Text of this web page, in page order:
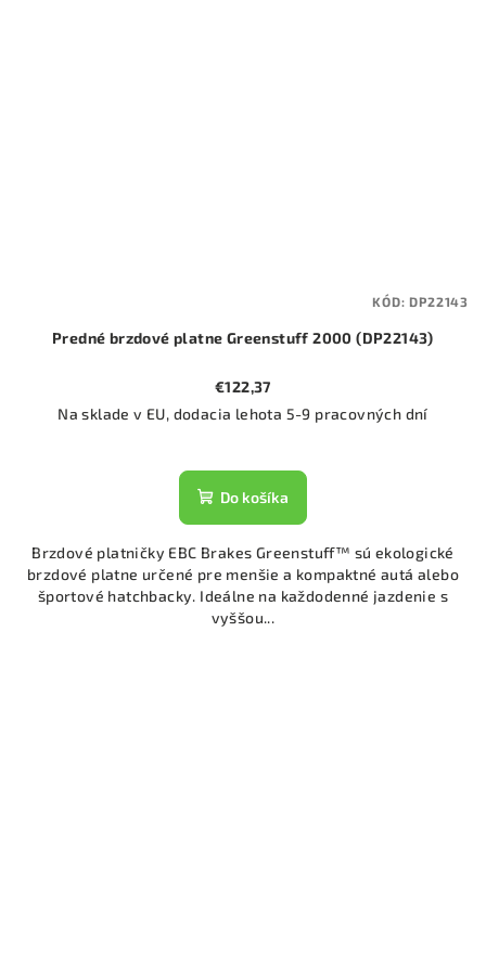
Predné brzdové platne Greenstuff 2000 (DP22143)
€122,37
Na sklade v EU, dodacia lehota 5-9 pracovných dní
Do košíka
Brzdové platničky EBC Brakes Greenstuff™ sú ekologické
brzdové platne určené pre menšie a kompaktné autá alebo
športové hatchbacky. Ideálne na každodenné jazdenie s
vyššou...
KÓD:DP22143